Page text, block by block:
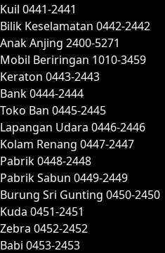
Kuil 0441-2441
Bilik Keselamatan 0442-2442
Anak Anjing 2400-5271
Mobil Beriringan 1010-3459
Keraton 0443-2443
Bank 0444-2444
Toko Ban 0445-2445
Lapangan Udara 0446-2446
Kolam Renang 0447-2447
Pabrik 0448-2448
Pabrik Sabun 0449-2449
Burung Sri Gunting 0450-2450
Kuda 0451-2451
Zebra 0452-2452
Babi 0453-2453